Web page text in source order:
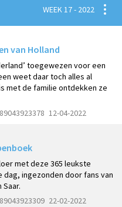
WEEK 17 - 2022
van Holland
toegewezen voor een
weet daar toch alles al
met de familie ontdekken ze
12-04-2022
met deze 365 leukste
ingezonden door fans van
22-02-2022